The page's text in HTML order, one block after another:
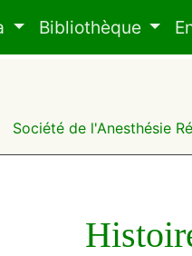
Bibliothèque
Société de l'Anesthésie